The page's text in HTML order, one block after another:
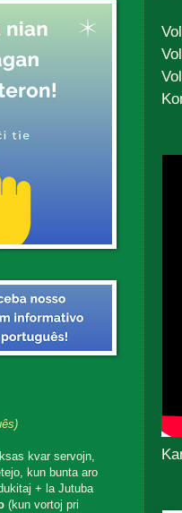
kvar servojn,
kun bunta aro
+ la Jutuba
(kun vortoj pri